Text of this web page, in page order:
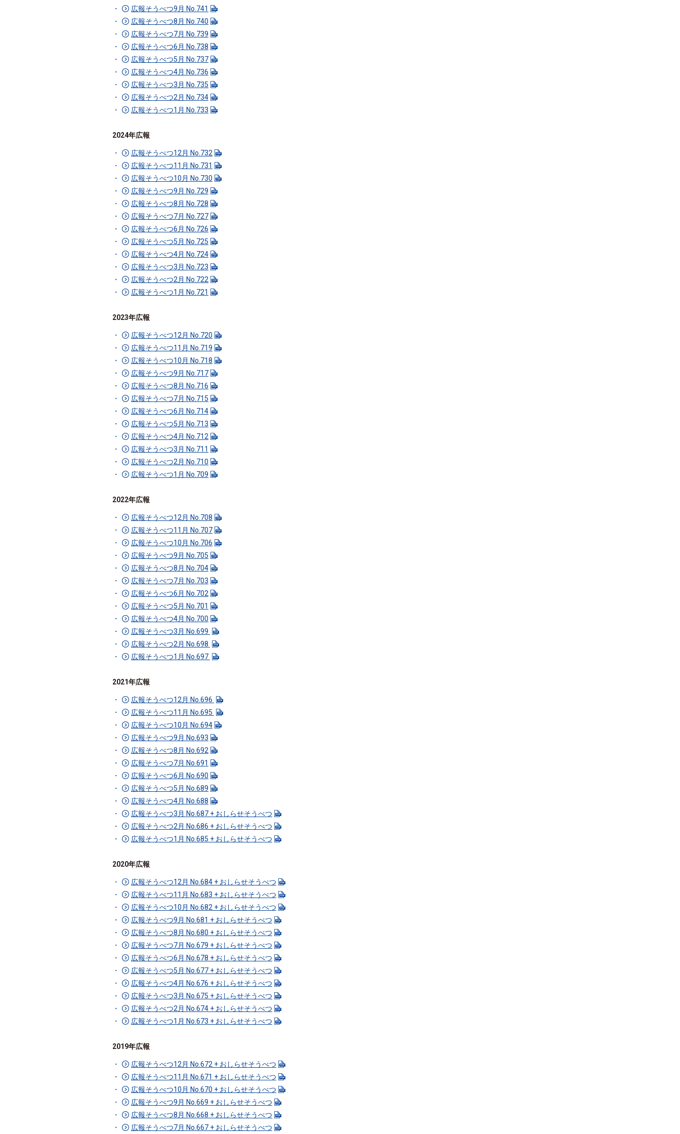
広報そうべつ9月 No.741
広報そうべつ8月 No.740
広報そうべつ7月 No.739
広報そうべつ6月 No.738
広報そうべつ5月 No.737
広報そうべつ4月 No.736
広報そうべつ3月 No.735
広報そうべつ2月 No.734
広報そうべつ1月 No.733
2024年広報
広報そうべつ12月 No.732
広報そうべつ11月 No.731
広報そうべつ10月 No.730
広報そうべつ9月 No.729
広報そうべつ8月 No.728
広報そうべつ7月 No.727
広報そうべつ6月 No.726
広報そうべつ5月 No.725
広報そうべつ4月 No.724
広報そうべつ3月 No.723
広報そうべつ2月 No.722
広報そうべつ1月 No.721
2023年広報
広報そうべつ12月 No.720
広報そうべつ11月 No.719
広報そうべつ10月 No.718
広報そうべつ9月 No.717
広報そうべつ8月 No.716
広報そうべつ7月 No.715
広報そうべつ6月 No.714
広報そうべつ5月 No.713
広報そうべつ4月 No.712
広報そうべつ3月 No.711
広報そうべつ2月 No.710
広報そうべつ1月 No.709
2022年広報
広報そうべつ12月 No.708
広報そうべつ11月 No.707
広報そうべつ10月 No.706
広報そうべつ9月 No.705
広報そうべつ8月 No.704
広報そうべつ7月 No.703
広報そうべつ6月 No.702
広報そうべつ5月 No.701
広報そうべつ4月 No.700
広報そうべつ3月 No.699
広報そうべつ2月 No.698
広報そうべつ1月 No.697
2021年広報
広報そうべつ12月 No.696
広報そうべつ11月 No.695
広報そうべつ10月 No.694
広報そうべつ9月 No.693
広報そうべつ8月 No.692
広報そうべつ7月 No.691
広報そうべつ6月 No.690
広報そうべつ5月 No.689
広報そうべつ4月 No.688
広報そうべつ3月 No.687 + おしらせそうべつ
広報そうべつ2月 No.686 + おしらせそうべつ
広報そうべつ1月 No.685 + おしらせそうべつ
2020年広報
広報そうべつ12月 No.684 + おしらせそうべつ
広報そうべつ11月 No.683 + おしらせそうべつ
広報そうべつ10月 No.682 + おしらせそうべつ
広報そうべつ9月 No.681 + おしらせそうべつ
広報そうべつ8月 No.680 + おしらせそうべつ
広報そうべつ7月 No.679 + おしらせそうべつ
広報そうべつ6月 No.678 + おしらせそうべつ
広報そうべつ5月 No.677 + おしらせそうべつ
広報そうべつ4月 No.676 + おしらせそうべつ
広報そうべつ3月 No.675 + おしらせそうべつ
広報そうべつ2月 No.674 + おしらせそうべつ
広報そうべつ1月 No.673 + おしらせそうべつ
2019年広報
広報そうべつ12月 No.672 + おしらせそうべつ
広報そうべつ11月 No.671 + おしらせそうべつ
広報そうべつ10月 No.670 + おしらせそうべつ
広報そうべつ9月 No.669 + おしらせそうべつ
広報そうべつ8月 No.668 + おしらせそうべつ
広報そうべつ7月 No.667 + おしらせそうべつ